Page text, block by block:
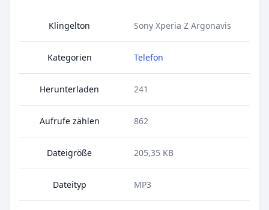
Klingelton Sony Xperia Z Argonavis
Kategorien Telefon
Herunterladen 241
Aufrufe zählen 862
Dateigröße 205,35 KB
Dateityp MP3